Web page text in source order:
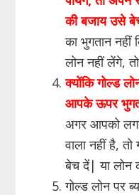
की बजाय उसे
का भुगतान नहीं
लोन नहीं लेंगे,
क्योंकि गोल्ड
आपके ऊपर
अगर आपको
वाला नहीं है,
बेच दें| या लोन
गोल्ड लोन पर